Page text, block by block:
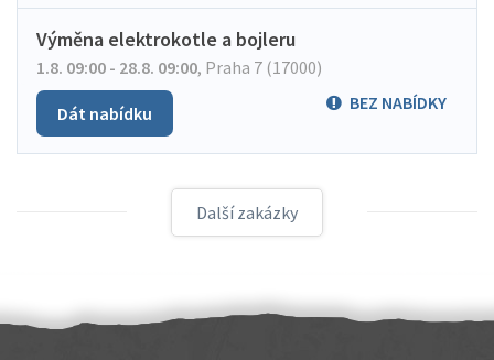
Výměna elektrokotle a bojleru
1.8. 09:00 - 28.8. 09:00, Praha 7 (17000)
BEZ NABÍDKY
Dát nabídku
Další zakázky